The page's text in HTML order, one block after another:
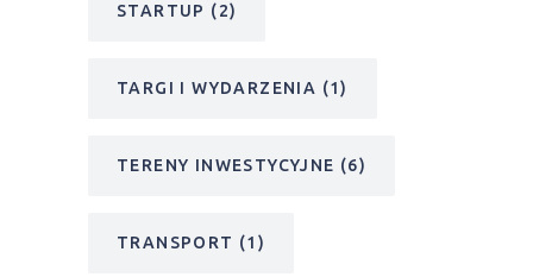
STARTUP (2)
TARGI I WYDARZENIA (1)
TERENY INWESTYCYJNE (6)
TRANSPORT (1)